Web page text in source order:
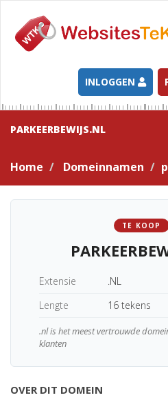
INLOGGEN
PARKEERBEWIJS.NL
Home Domeinnamen
TE KOOP
Extensie
.NL
Lengte
16 tekens
.nl is het meest vertrouwde
klanten
OVER DIT DOMEIN